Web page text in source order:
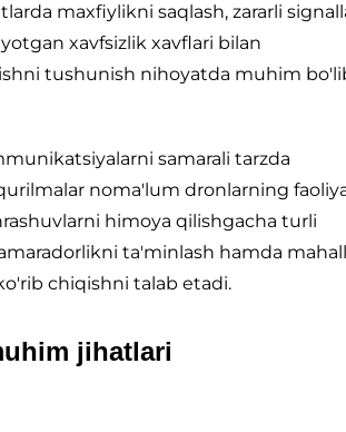
maxfiylikni saqlash, zararli
xavfsizlik xavflari bilan
tushunish nihoyatda muhim
samarali tarzda
noma'lum dronlarning
himoya qilishgacha turli
ta'minlash hamda
chiqishni talab etadi.
jihatlari